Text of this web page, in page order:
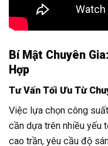
Bí Mật Chuyên
Hợp
Tư Vấn Tối Ưu Từ
Việc lựa chọn công
cần dựa trên nhiều yếu
cao trần, yêu cầu độ